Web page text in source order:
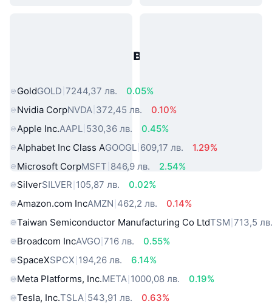
Популярни активи от реалния
GoldGOLD 7244,37 лв.
0.05%
Nvidia CorpNVDA 372,45 лв.
0.10%
Apple Inc.AAPL 530,36 лв.
0.45%
Alphabet Inc Class AGOOGL 609,17 лв.
1.29%
Microsoft CorpMSFT 846,9 лв.
2.54%
SilverSILVER 105,87 лв.
0.02%
Amazon.com IncAMZN 462,2 лв.
0.14%
Taiwan Semiconductor Manufacturing Co LtdTSM 713,5
Broadcom IncAVGO 716 лв.
0.55%
SpaceXSPCX 194,26 лв.
6.14%
Meta Platforms, Inc.META 1000,08 лв.
0.19%
Tesla, Inc.TSLA 543,91 лв.
0.63%